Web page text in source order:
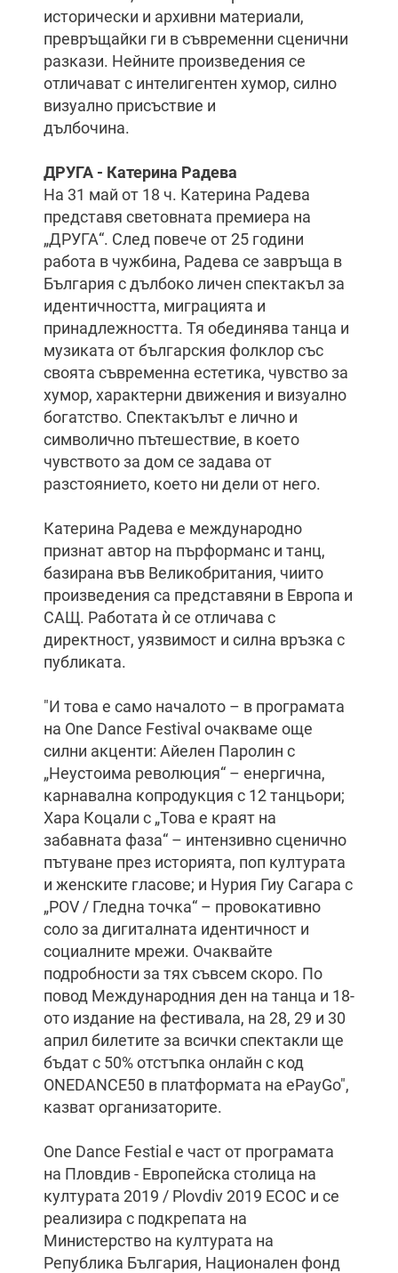
исторически и архивни материали,
превръщайки ги в съвременни сценични
разкази. Нейните произведения се
отличават с интелигентен хумор, силно
визуално присъствие и
дълбочина.
ДРУГА - Катерина Радева
На 31 май от 18 ч. Катерина Радева
представя световната премиера на
„ДРУГА“. След повече от 25 години
работа в чужбина, Радева се завръща в
България с дълбоко личен спектакъл за
идентичността, миграцията и
принадлежността. Тя обединява танца и
музиката от българския фолклор със
своята съвременна естетика, чувство за
хумор, характерни движения и визуално
богатство. Спектакълът е лично и
символично пътешествие, в което
чувството за дом се задава от
разстоянието, което ни дели от него.
Катерина Радева е международно
признат автор на пърформанс и танц,
базирана във Великобритания, чиито
произведения са представяни в Европа и
САЩ. Работата ѝ се отличава с
директност, уязвимост и силна връзка с
публиката.
"И това е само началото – в програмата
на One Dance Festival очакваме още
силни акценти: Айелен Паролин с
„Неустоима революция“ – енергична,
карнавална копродукция с 12 танцьори;
Хара Коцали с „Това е краят на
забавната фаза“ – интензивно сценично
пътуване през историята, поп културата
и женските гласове; и Нурия Гиу Сагара с
„POV / Гледна точка“ – провокативно
соло за дигиталната идентичност и
социалните мрежи. Очаквайте
подробности за тях съвсем скоро. По
повод Международния ден на танца и 18-
ото издание на фестивала, на 28, 29 и 30
април билетите за всички спектакли ще
бъдат с 50% отстъпка онлайн с код
ONEDANCE50 в платформата на ePayGo",
казват организаторите.
One Dance Festial е част от програмата
на Пловдив - Европейска столица на
културата 2019 / Plovdiv 2019 ECOC и се
реализира с подкрепата на
Министерство на културата на
Република България, Национален фонд